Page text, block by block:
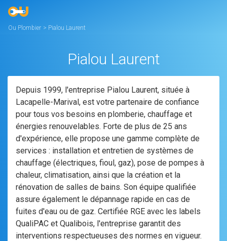
Ou Plombier > Pialou Laurent
Pialou Laurent
Depuis 1999, l'entreprise Pialou Laurent, située à
Lacapelle-Marival, est votre partenaire de confiance
pour tous vos besoins en plomberie, chauffage et
énergies renouvelables. Forte de plus de 25 ans
d'expérience, elle propose une gamme complète de
services : installation et entretien de systèmes de
chauffage (électriques, fioul, gaz), pose de pompes à
chaleur, climatisation, ainsi que la création et la
rénovation de salles de bains. Son équipe qualifiée
assure également le dépannage rapide en cas de
fuites d'eau ou de gaz. Certifiée RGE avec les labels
QualiPAC et Qualibois, l'entreprise garantit des
interventions respectueuses des normes en vigueur.